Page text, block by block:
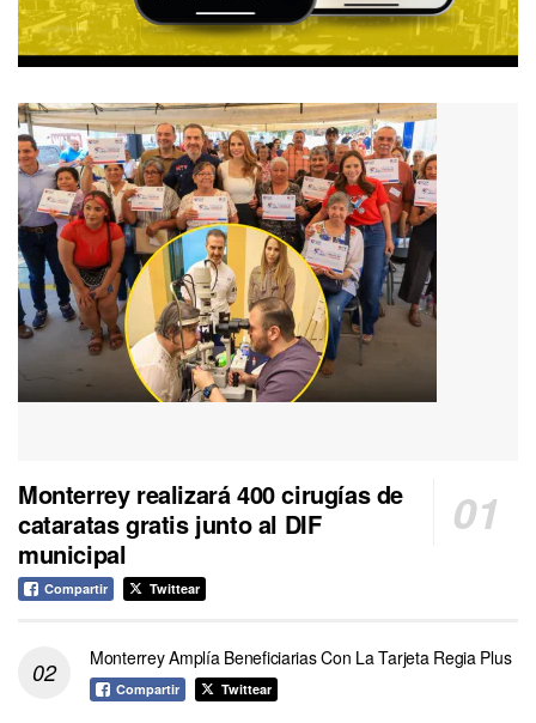
Monterrey realizará 400 cirugías de
cataratas gratis junto al DIF
municipal
Compartir Twittear
Monterrey Amplía Beneficiarias Con La Tarjeta Regia Plus
Compartir Twittear